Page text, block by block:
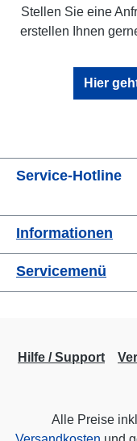
Stellen Sie eine
erstellen Ihnen
Hier
Service-Hotline
Informationen
Servicemenü
Hilfe / Support
Alle Preise